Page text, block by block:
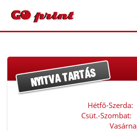
Hétfő-Szerda:
Csüt.-Szombat: